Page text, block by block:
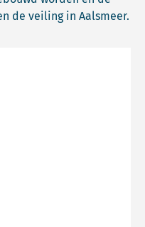
de veiling in Aalsmeer.